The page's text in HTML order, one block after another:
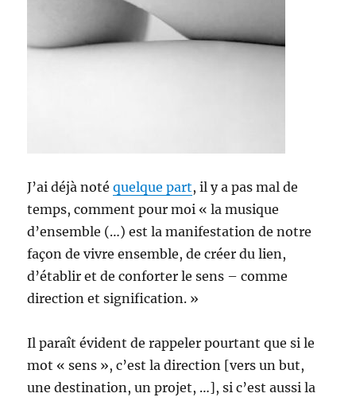
J’ai déjà notéquelque part, il y a pas mal de
temps, comment pour moi « la musique
d’ensemble (…) est la manifestation de notre
façon de vivre ensemble, de créer du lien,
d’établir et de conforter le sens – comme
direction et signification. »
Il paraît évident de rappeler pourtant que si le
mot « sens », c’est la direction [vers un but,
une destination, un projet, …], si c’est aussi la